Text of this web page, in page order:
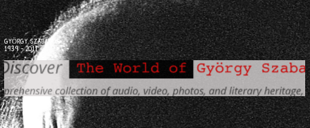
GYÖRGY SZABADOS
1939 - 2011